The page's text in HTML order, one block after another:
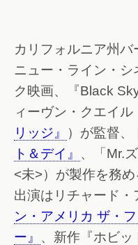
カリフォルニア州
ニュー・ライン・シ
ク映画、『Black
ィーヴン・クエイル
リッジ』
）が監督、
ト＆デイ』 、「Mr.
<未>）が製作を務め
出演はリチャード・
ン・アメリカ ザ・
ー』 、新作『ホビッ